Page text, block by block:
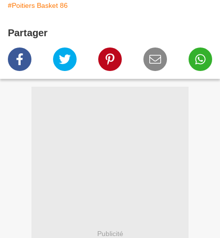
#Poitiers Basket 86
Partager
Publicité